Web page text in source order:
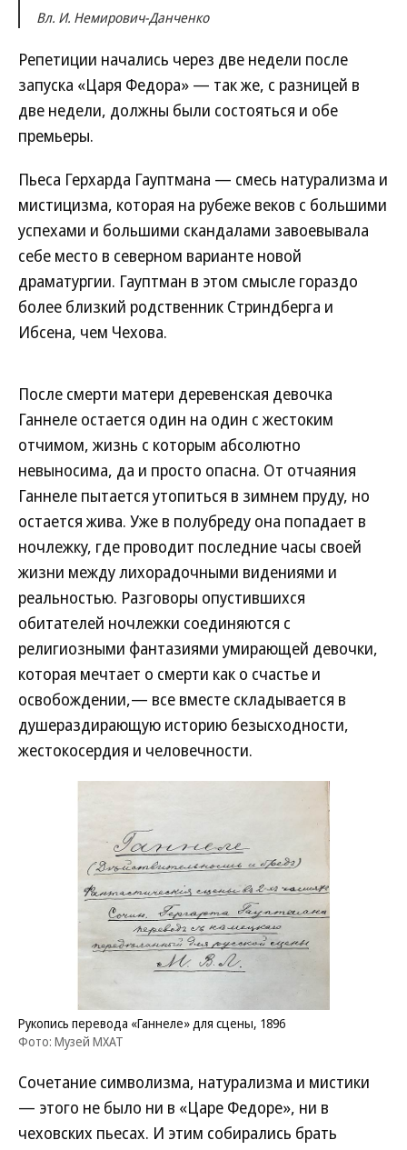
Вл. И. Немирович-Данченко
Репетиции начались через две недели после
запуска «Царя Федора» — так же, с разницей в
две недели, должны были состояться и обе
премьеры.
Пьеса Герхарда Гауптмана — смесь натурализма и
мистицизма, которая на рубеже веков с большими
успехами и большими скандалами завоевывала
себе место в северном варианте новой
драматургии. Гауптман в этом смысле гораздо
более близкий родственник Стриндберга и
Ибсена, чем Чехова.
После смерти матери деревенская девочка
Ганнеле остается один на один с жестоким
отчимом, жизнь с которым абсолютно
невыносима, да и просто опасна. От отчаяния
Ганнеле пытается утопиться в зимнем пруду, но
остается жива. Уже в полубреду она попадает в
ночлежку, где проводит последние часы своей
жизни между лихорадочными видениями и
реальностью. Разговоры опустившихся
обитателей ночлежки соединяются с
религиозными фантазиями умирающей девочки,
которая мечтает о смерти как о счастье и
освобождении,— все вместе складывается в
душераздирающую историю безысходности,
жестокосердия и человечности.
Рукопись перевода «Ганнеле» для сцены, 1896
Фото: Музей МХАТ
Сочетание символизма, натурализма и мистики
— этого не было ни в «Царе Федоре», ни в
чеховских пьесах. И этим собирались брать